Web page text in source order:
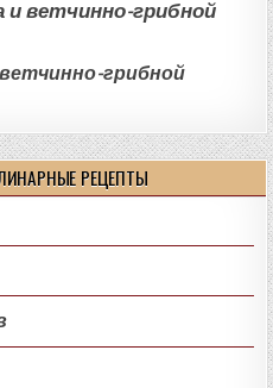
грибной
РЕЦЕПТЫ